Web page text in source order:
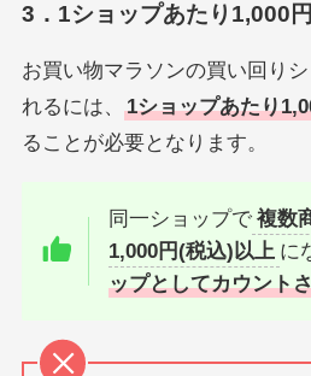
3．1ショップあたり1,000
お買い物マラソンの買い回り
れるには、
1ショップあたり
ることが必要となります。
同一ショップで 複数
1,000円(税込)以上 に
ップとしてカウント